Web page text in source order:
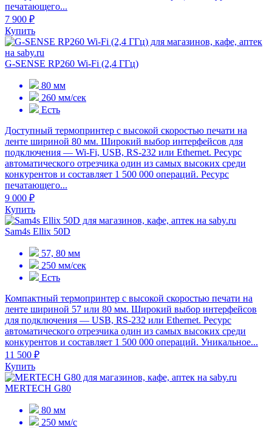
печатающего...
7 900 ₽
Купить
G-SENSE RP260 Wi-Fi (2,4 ГГц)
80 мм
260 мм/сек
Есть
Доступный термопринтер с высокой скоростью печати на
ленте шириной 80 мм. Широкий выбор интерфейсов для
подключения — Wi-Fi, USB, RS-232 или Ethernet. Ресурс
автоматического отрезчика один из самых высоких среди
конкурентов и составляет 1 500 000 операций. Ресурс
печатающего...
9 000 ₽
Купить
Sam4s Ellix 50D
57, 80 мм
250 мм/сек
Есть
Компактный термопринтер с высокой скоростью печати на
ленте шириной 57 или 80 мм. Широкий выбор интерфейсов
для подключения — USB, RS-232 или Ethernet. Ресурс
автоматического отрезчика один из самых высоких среди
конкурентов и составляет 1 500 000 операций. Уникальное...
11 500 ₽
Купить
MERTECH G80
80 мм
250 мм/с